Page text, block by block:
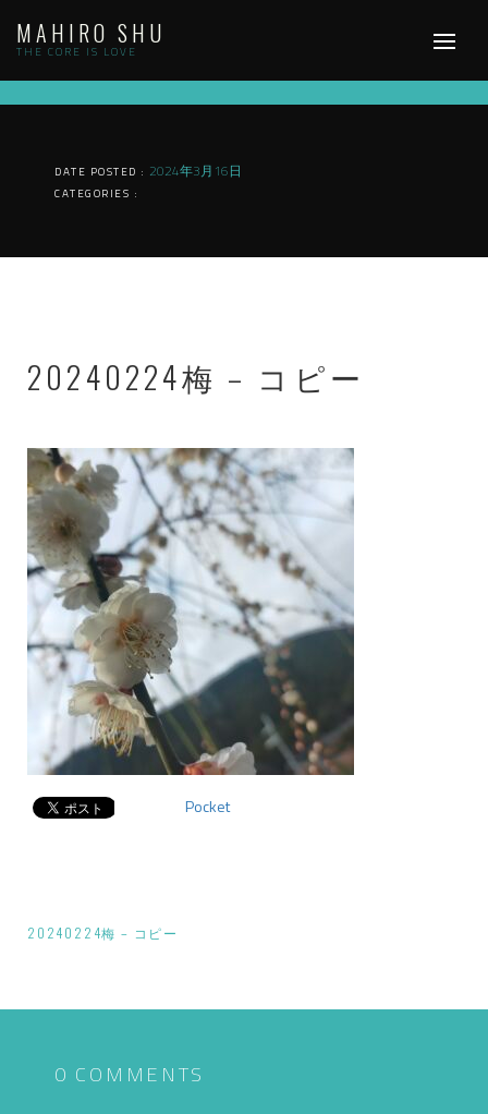
content
MAHIRO SHU
THE CORE IS LOVE
DATE POSTED : 2024年3月16日
CATEGORIES :
20240224梅 – コピー
Pocket
投
ナ
20240224梅 – コピー
0 COMMENTS